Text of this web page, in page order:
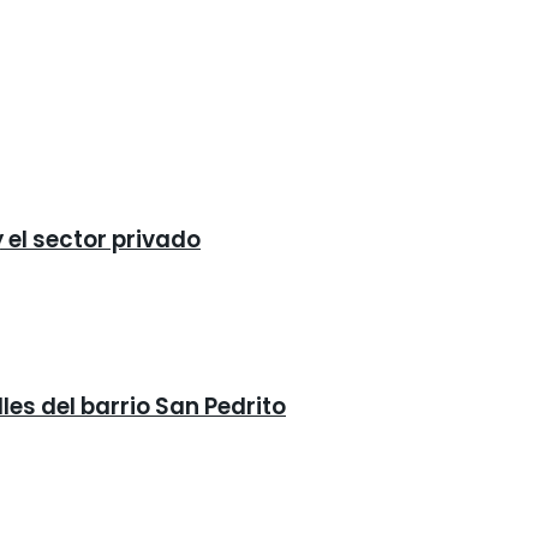
el sector privado
del barrio San Pedrito